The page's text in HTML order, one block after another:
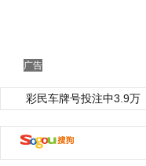
广告
彩民车牌号投注中3.9万